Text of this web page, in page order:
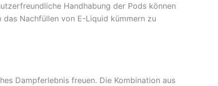
Handhabung der Pods können
Nachfüllen von E-Liquid kümmern zu
Dampferlebnis freuen. Die Kombination aus